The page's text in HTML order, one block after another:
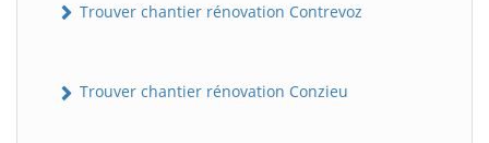
Trouver chantier rénovation Contrevoz
Trouver chantier rénovation Conzieu